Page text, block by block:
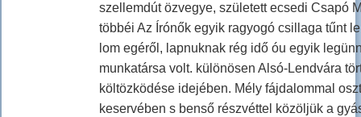
szellemdút özvegye, született ecsedi Csapó
többéi Az Írónők egyik ragyogó csillaga tűnt
lom egéről, lapnuknak rég idő óu egyik
munkatársa volt. különösen Alsó-Lendvára
költözködése idejében. Mély fájdalommal
keservében s benső részvéttel közöljük a